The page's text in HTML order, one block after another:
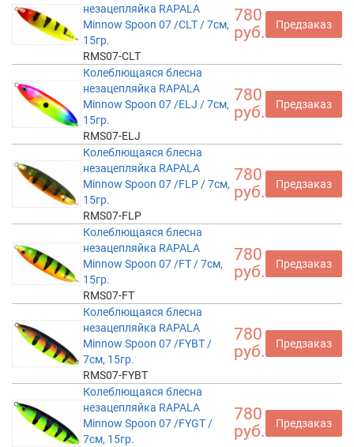
незацепляйка RAPALA
Minnow Spoon 07 /CLT / 7см,
15гр.
RMS07-CLT
780
руб.
Предзаказ
Колеблющаяся блесна
незацепляйка RAPALA
Minnow Spoon 07 /ELJ / 7см,
15гр.
RMS07-ELJ
780
руб.
Предзаказ
Колеблющаяся блесна
незацепляйка RAPALA
Minnow Spoon 07 /FLP / 7см,
15гр.
RMS07-FLP
780
руб.
Предзаказ
Колеблющаяся блесна
незацепляйка RAPALA
Minnow Spoon 07 /FT / 7см,
15гр.
RMS07-FT
780
руб.
Предзаказ
Колеблющаяся блесна
незацепляйка RAPALA
Minnow Spoon 07 /FYBT /
7см, 15гр.
RMS07-FYBT
780
руб.
Предзаказ
Колеблющаяся блесна
незацепляйка RAPALA
Minnow Spoon 07 /FYGT /
7см, 15гр.
780
руб.
Предзаказ